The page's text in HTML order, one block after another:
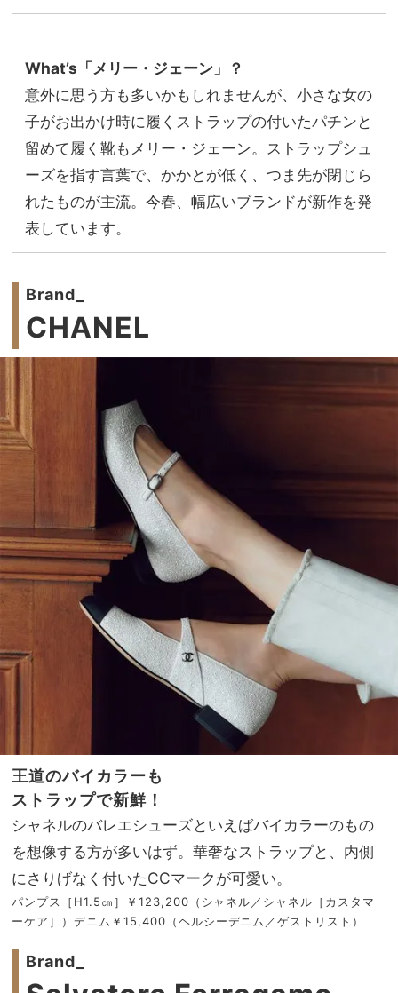
What’s「メリー・ジェーン」？
意外に思う方も多いかもしれませんが、小さな女の
子がお出かけ時に履くストラップの付いたパチンと
留めて履く靴もメリー・ジェーン。ストラップシュ
ーズを指す言葉で、かかとが低く、つま先が閉じら
れたものが主流。今春、幅広いブランドが新作を発
表しています。
Brand_
CHANEL
王道のバイカラーも
ストラップで新鮮！
シャネルのバレエシューズといえばバイカラーのもの
を想像する方が多いはず。華奢なストラップと、内側
にさりげなく付いたCCマークが可愛い。
パンプス［H1.5㎝］￥123,200（シャネル／シャネル［カスタマ
ーケア］）デニム￥15,400（ヘルシーデニム／ゲストリスト）
Brand_